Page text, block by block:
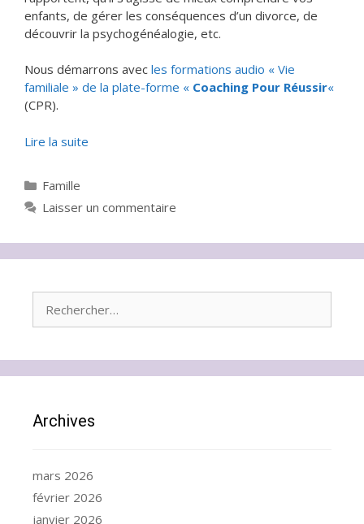
enfants, de gérer les conséquences d’un divorce, de
découvrir la psychogénéalogie, etc.
Nous démarrons avec les formations audio « Vie
familiale » de la plate-forme « Coaching Pour Réussir«
(CPR).
Lire la suite
Catégories
Famille
Laisser un commentaire
Archives
mars 2026
février 2026
janvier 2026